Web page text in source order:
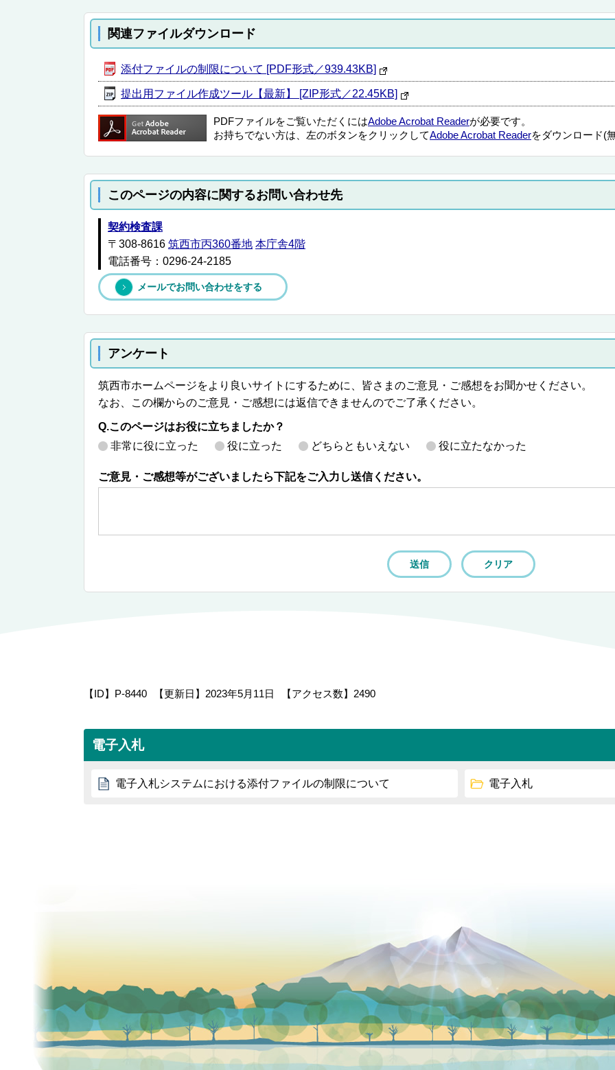
関連ファイルダウンロード
添付ファイルの制限について [PDF形式／939.43KB]
提出用ファイル作成ツール【最新】 [ZIP形式／22.45KB]
PDFファイルをご覧いただくにはAdobe Acrobat Readerが必要です。
お持ちでない方は、左のボタンをクリックしてAdobe Acrobat Readerをダウンロード(
このページの内容に関するお問い合わせ先
契約検査課
〒308-8616 筑西市丙360番地 本庁舎4階
電話番号：0296-24-2185
メールでお問い合わせをする
アンケート
筑西市ホームページをより良いサイトにするために、皆さまのご意見・ご感想をお聞かせください。
なお、この欄からのご意見・ご感想には返信できませんのでご了承ください。
Q.このページはお役に立ちましたか？
非常に役に立った
役に立った どちらともいえない 役に立たなかった
ご意見・ご感想等がございましたら下記をご入力し送信ください。
【ID】 P-8440 【更新日】 2023年5月11日 【アクセス数】 2490
電子入札
電子入札システムにおける添付ファイルの制限について 電子入札